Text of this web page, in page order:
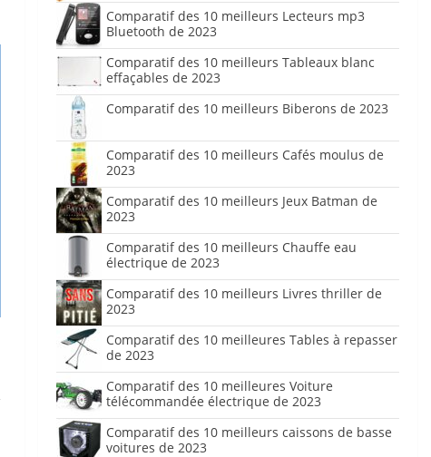
Comparatif des 10 meilleurs Lecteurs mp3
Bluetooth de 2023
Comparatif des 10 meilleurs Tableaux blanc
effaçables de 2023
Comparatif des 10 meilleurs Biberons de 2023
Comparatif des 10 meilleurs Cafés moulus de
2023
Comparatif des 10 meilleurs Jeux Batman de
2023
Comparatif des 10 meilleurs Chauffe eau
électrique de 2023
Comparatif des 10 meilleurs Livres thriller de
2023
Comparatif des 10 meilleures Tables à repasser
de 2023
Comparatif des 10 meilleures Voiture
télécommandée électrique de 2023
Comparatif des 10 meilleurs caissons de basse
voitures de 2023